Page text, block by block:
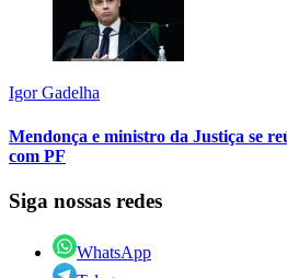
Igor Gadelha
Mendonça e ministro da Justiça se
com PF
Siga nossas redes
WhatsApp